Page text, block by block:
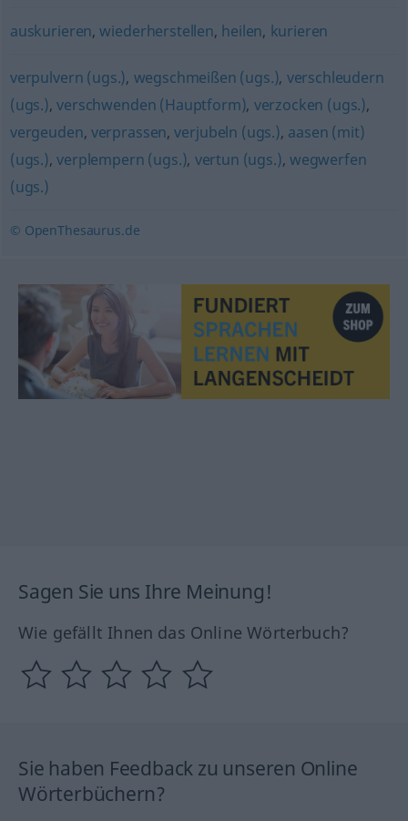
auskurieren,wiederherstellen, heilen, kurieren
verpulvern (ugs.), wegschmeißen (ugs.), verschleudern
(ugs.),verschwenden (Hauptform), verzocken (ugs.),
vergeuden, verprassen,verjubeln (ugs.), aasen (mit)
(ugs.),verplempern (ugs.), vertun (ugs.), wegwerfen
(ugs.)
© OpenThesaurus.de
Sagen Sie uns Ihre Meinung!
Wie gefällt Ihnen das Online Wörterbuch?
Sie haben Feedback zu unseren Online
Wörterbüchern?